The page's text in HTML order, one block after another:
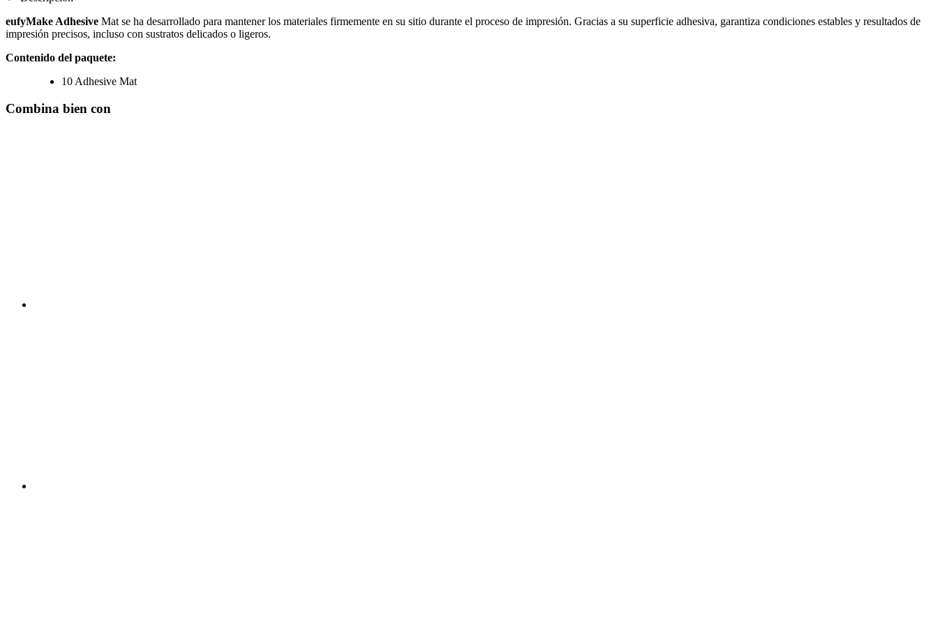
eufyMake Adhesive Mat se ha desarrollado para mantener los materiales firmemente en su sitio durante el proceso de impresión. Gracias a su superficie adhesiva, garantiza condiciones estables y resultados de
impresión precisos, incluso con sustratos delicados o ligeros.
Contenido del paquete:
10 Adhesive Mat
Combina bien con